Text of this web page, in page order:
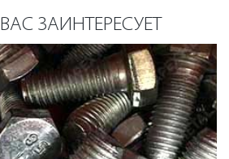
ВАС ЗАИНТЕРЕСУЕТ